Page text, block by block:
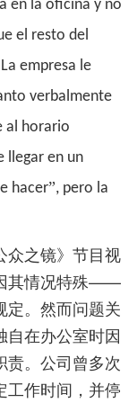
en la oficina y no
el resto del
empresa le
verbalmente
al horario
llegar en un
hacer”, pero la
众之镜》节目视
其情况特殊——
定。然而问题关
自在办公室时因
责。公司曾多次
工作时间，并停